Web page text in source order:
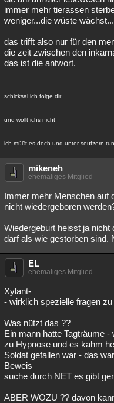
immer mehr tierassen
weniger...die wüste
das trifft also nur für den
die zeit zwischen den
das ist die antwort.
schicksal ich folge dir
und wollt ichs nicht
ich müßt es doch und unter seufzern tun
mikeneh
ehemaliges Mitglied
Immer mehr Menschen auf
nicht wiedergeboren
Wiedergeburt heisst ja
darf als wie gestorben sind.
EL
ehemaliges Mitglied
Xylant-
- wirklich spezielle fragen
Was nützt das ??
Ein mann hatte Tagträume
zu Hypnose und es kahm
Soldat gefallen war - das
Beweis
suche durch NET es gibt
ABER WOZU ?? davon